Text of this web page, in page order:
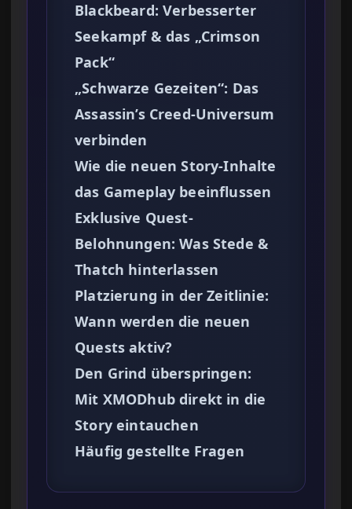
Blackbeard: Verbesserter
Seekampf & das „Crimson
Pack“
„Schwarze Gezeiten“: Das
Assassin’s Creed-Universum
verbinden
Wie die neuen Story-Inhalte
das Gameplay beeinflussen
Exklusive Quest-
Belohnungen: Was Stede &
Thatch hinterlassen
Platzierung in der Zeitlinie:
Wann werden die neuen
Quests aktiv?
Den Grind überspringen:
Mit XMODhub direkt in die
Story eintauchen
Häufig gestellte Fragen